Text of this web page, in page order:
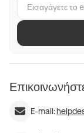
E-mail: